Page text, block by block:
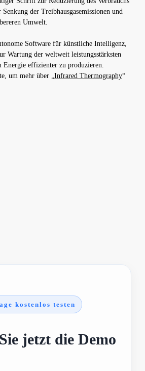
der Treibhausgasemissionen und
Umwelt.
Software für künstliche Intelligenz,
Wartung der weltweit leistungsstärksten
Energie effizienter zu produzieren.
um mehr über „Infrared Thermography“
kostenlos testen
jetzt die Demo